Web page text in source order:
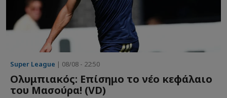
Super League | 08/08 - 22:50
Ολυμπιακός: Επίσημο το νέο κεφάλαιο
του Μασούρα! (VD)